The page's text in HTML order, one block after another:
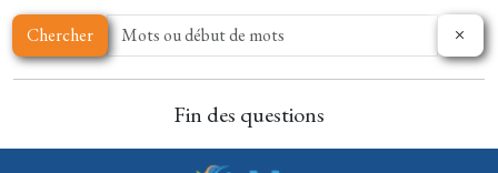
Chercher
Fin des questions